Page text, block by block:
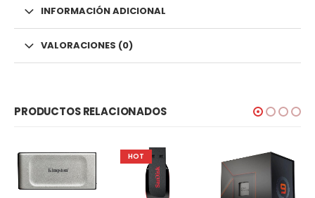
INFORMACIÓN ADICIONAL
VALORACIONES (0)
PRODUCTOS RELACIONADOS
HOT